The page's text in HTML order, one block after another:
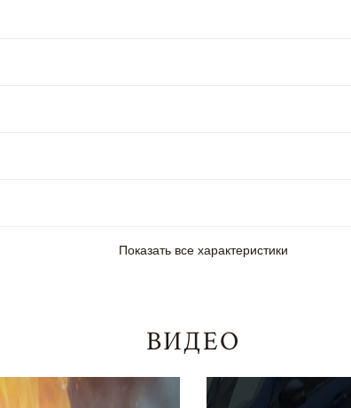
Показать все характеристики
ВИДЕО